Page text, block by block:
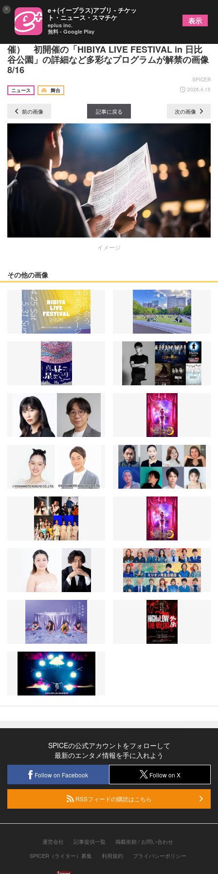
『HIBIYA LIVE FESTIVAL 2026』（4/25～5/31開
催） 初開催の「HIBIYA LIVE FESTIVAL in 日比
谷公園」の詳細など多彩なプログラムが解禁の画像
8/16
SPICER
ニュース
舞台 2026.4.15
前の画像 記事に戻る 次の画像
イメージ
その他の画像
SPICEの公式アカウントをフォローして
最新のエンタメ情報を手に入れよう
Follow on Facebook Follow on X
RSSフィードの購読はこちら
運営会社 記事提供一覧
掲載依頼 / お問い合わせ
SPICER（ライター）募集
利用規約 プライバシーポリシー
× e＋(イープラス)アプリ - チケッ
ト・ニュース・スマチケ
eplus inc.
無料 - Google Play
表示